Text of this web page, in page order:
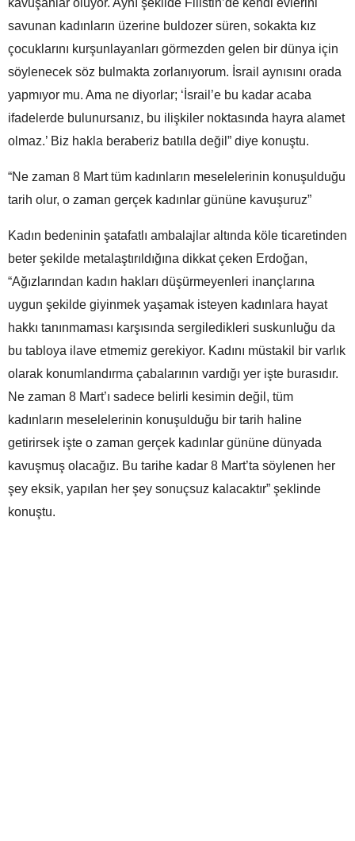
kavuşanlar oluyor. Aynı şekilde Filistin’de kendi evlerini
savunan kadınların üzerine buldozer süren, sokakta kız
çocuklarını kurşunlayanları görmezden gelen bir dünya için
söylenecek söz bulmakta zorlanıyorum. İsrail aynısını orada
yapmıyor mu. Ama ne diyorlar; ‘İsrail’e bu kadar acaba
ifadelerde bulunursanız, bu ilişkiler noktasında hayra alamet
olmaz.’ Biz hakla beraberiz batılla değil” diye konuştu.
“Ne zaman 8 Mart tüm kadınların meselelerinin konuşulduğu
tarih olur, o zaman gerçek kadınlar gününe kavuşuruz”
Kadın bedeninin şatafatlı ambalajlar altında köle ticaretinden
beter şekilde metalaştırıldığına dikkat çeken Erdoğan,
“Ağızlarından kadın hakları düşürmeyenleri inançlarına
uygun şekilde giyinmek yaşamak isteyen kadınlara hayat
hakkı tanınmaması karşısında sergiledikleri suskunluğu da
bu tabloya ilave etmemiz gerekiyor. Kadını müstakil bir varlık
olarak konumlandırma çabalarının vardığı yer işte burasıdır.
Ne zaman 8 Mart’ı sadece belirli kesimin değil, tüm
kadınların meselelerinin konuşulduğu bir tarih haline
getirirsek işte o zaman gerçek kadınlar gününe dünyada
kavuşmuş olacağız. Bu tarihe kadar 8 Mart’ta söylenen her
şey eksik, yapılan her şey sonuçsuz kalacaktır” şeklinde
konuştu.